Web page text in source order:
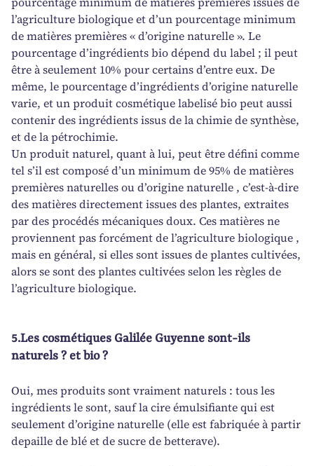
l’agriculture biologique et d’un pourcentage minimum
de matières premières « d’origine naturelle ». Le
pourcentage d’ingrédients bio dépend du label ; il peut
être à seulement 10% pour certains d’entre eux. De
même, le pourcentage d’ingrédients d’origine naturelle
varie, et un produit cosmétique labelisé bio peut aussi
contenir des ingrédients issus de la chimie de synthèse,
et de la pétrochimie.
Un produit naturel, quant à lui, peut être défini comme
tel s’il est composé d’un minimum de 95% de matières
premières naturelles ou d’origine naturelle , c’est-à-dire
des matières directement issues des plantes, extraites
par des procédés mécaniques doux. Ces matières ne
proviennent pas forcément de l’agriculture biologique ,
mais en général, si elles sont issues de plantes cultivées,
alors se sont des plantes cultivées selon les règles de
l’agriculture biologique.
5.Les cosmétiques Galilée Guyenne sont-ils
naturels ? et bio ?
Oui, mes produits sont vraiment naturels : tous les
ingrédients le sont, sauf la cire émulsifiante qui est
seulement d’origine naturelle (elle est fabriquée à partir
depaille de blé et de sucre de betterave).